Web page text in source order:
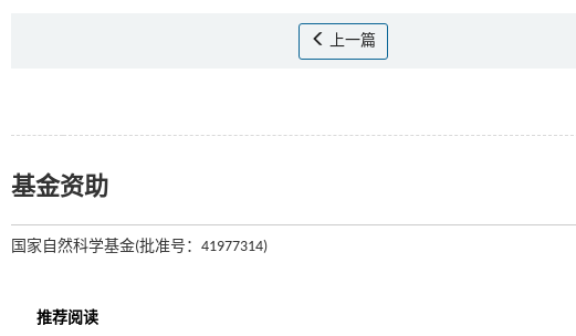
上一篇
基金资助
国家自然科学基金(批准号：41977314)